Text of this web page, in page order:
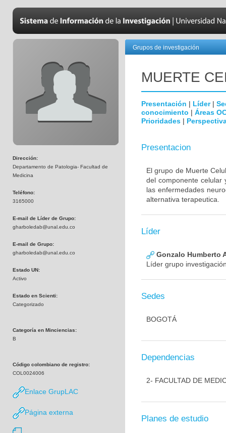
Dirección:
Departamento de Patologia- Facultad de
Medicina
Teléfono:
3165000
E-mail de Líder de Grupo:
gharboledab@unal.edu.co
E-mail de Grupo:
gharboledab@unal.edu.co
Estado UN:
Activo
Estado en Scienti:
Categorizado
Categoría en Minciencias:
B
Código colombiano de registro:
COL0024006
Enlace GrupLAC
Página externa
Grupos de investigación
MUERTE
Presentación | Líder|
conocimiento | Áreas
Prioridades |
Presentacion
El grupo de Muerte
del componente celular
las enfermedades
alternativa terapeutica.
Líder
Gonzalo Humberto
Líder grupo
Sedes
BOGOTÁ
Dependencias
2- FACULTAD DE
Planes de estudio